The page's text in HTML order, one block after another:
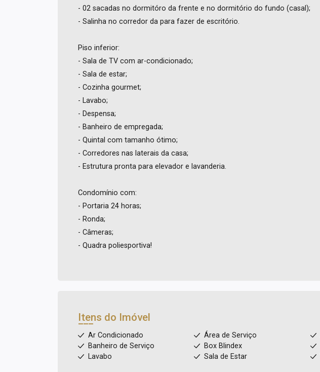
- 02 sacadas no dormitóro da frente e no dormitório do fundo (casal);
- Salinha no corredor da para fazer de escritório.
Piso inferior:
- Sala de TV com ar-condicionado;
- Sala de estar;
- Cozinha gourmet;
- Lavabo;
- Despensa;
- Banheiro de empregada;
- Quintal com tamanho ótimo;
- Corredores nas laterais da casa;
- Estrutura pronta para elevador e lavanderia.
Condomínio com:
- Portaria 24 horas;
- Ronda;
- Câmeras;
- Quadra poliesportiva!
Itens do Imóvel
Ar Condicionado Área de Serviço
Banheiro de Serviço
Box Blindex
Lavabo
Sala de Estar